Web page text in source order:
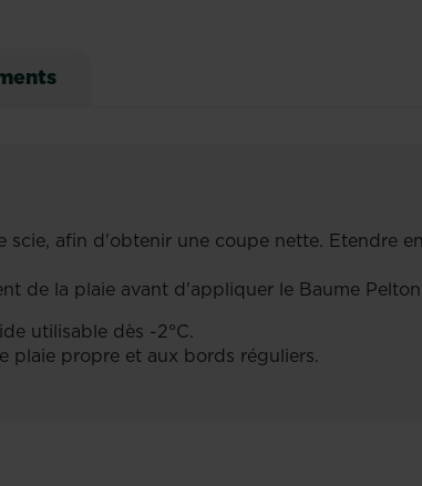
afin d'obtenir une coupe nette. Etendre
de la plaie avant d'appliquer le Baume
utilisable dès -2°C.
plaie propre et aux bords réguliers.